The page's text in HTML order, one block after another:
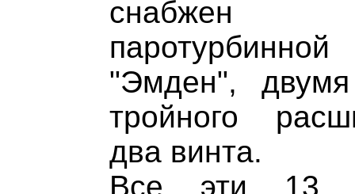
снабжен
"Эмден",
тройного
два винта.
Все эти 13